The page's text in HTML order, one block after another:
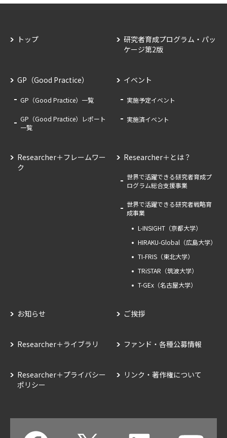
トップ
研究者育成プログラム・パッ
ケージ第2版
GP（Good Practice）
GP（Good Practice）一覧
GP（Good Practice）レポート
一覧
イベント
実施予定イベント
実施済イベント
Researcher＋フレームワー
ク
Researcher＋とは？
世界で活躍できる研究者育成プ
ログラム総合支援事業
世界で活躍できる研究者戦略育
成事業
L-INSIGHT（京都大学）
HIRAKU-Global（広島大学）
TI-FRIS（東北大学）
TRiSTAR（筑波大学）
T-GEx（名古屋大学）
お知らせ ご挨拶
Researcher＋ライブラリ ファンド・各種公募情報
Researcher＋プライバシー
ポリシー
リンク・著作権について